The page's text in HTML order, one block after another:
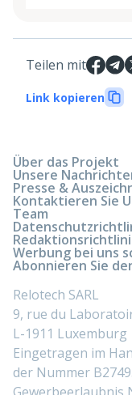
Teilen mit
Link kopieren
Über das Projekt
Unsere
Presse &
Kontaktieren Sie
Team
Werbung bei uns
Abonnieren Sie
Relotech SARL
9, rue du
L-1911 Luxemburg
Eingetragen im
der Nummer